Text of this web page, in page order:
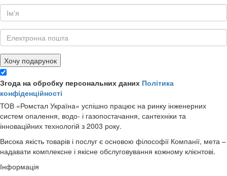
Хочу подарунок
Згода на обробку персональних даних Політика
конфіденційності
ТОВ «Ромстал Україна» успішно працює на ринку інженерних
систем опалення, водо- і газопостачання, сантехніки та
інноваційних технологій з 2003 року.
Висока якість товарів і послуг є основою філософії Компанії, мета –
надавати комплексне і якісне обслуговування кожному клієнтові.
Інформація